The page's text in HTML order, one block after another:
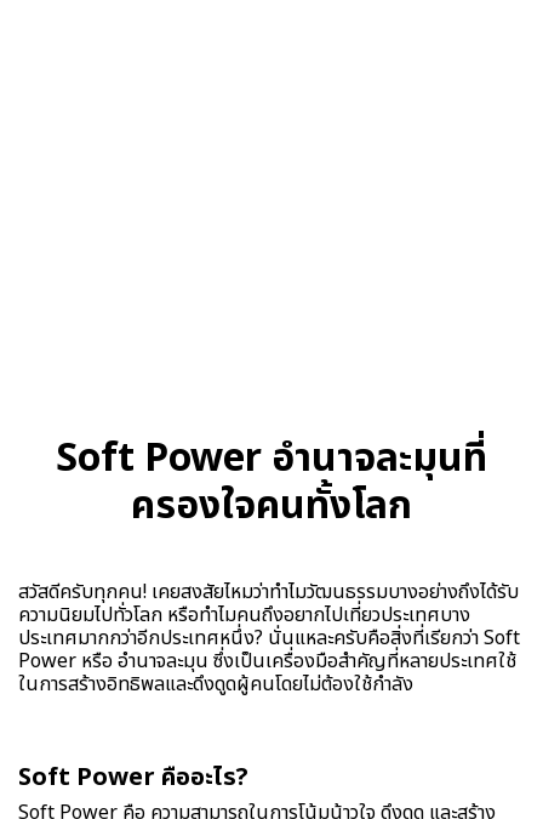
Soft Power อำนาจละมุนที่
ครองใจคนทั้งโลก
สวัสดีครับทุกคน! เคยสงสัยไหมว่าทำไมวัฒนธรรมบางอย่างถึงได้รับ
ความนิยมไปทั่วโลก หรือทำไมคนถึงอยากไปเที่ยวประเทศบาง
ประเทศมากกว่าอีกประเทศหนึ่ง? นั่นแหละครับคือสิ่งที่เรียกว่า Soft
Power หรือ อำนาจละมุน ซึ่งเป็นเครื่องมือสำคัญที่หลายประเทศใช้
ในการสร้างอิทธิพลและดึงดูดผู้คนโดยไม่ต้องใช้กำลัง
Soft Power คืออะไร?
Soft Power คือ ความสามารถในการโน้มน้าวใจ ดึงดูด และสร้าง